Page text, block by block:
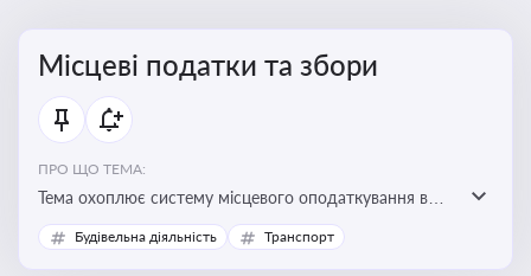
Місцеві податки та збори
ПРО ЩО ТЕМА:
Тема охоплює систему місцевого оподаткування в
Україні, включаючи туристичний збір, плату за
земельні ділянки, за паркування транспорту
Будівельна діяльність Транспорт